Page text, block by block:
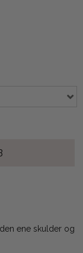
ene skulder og